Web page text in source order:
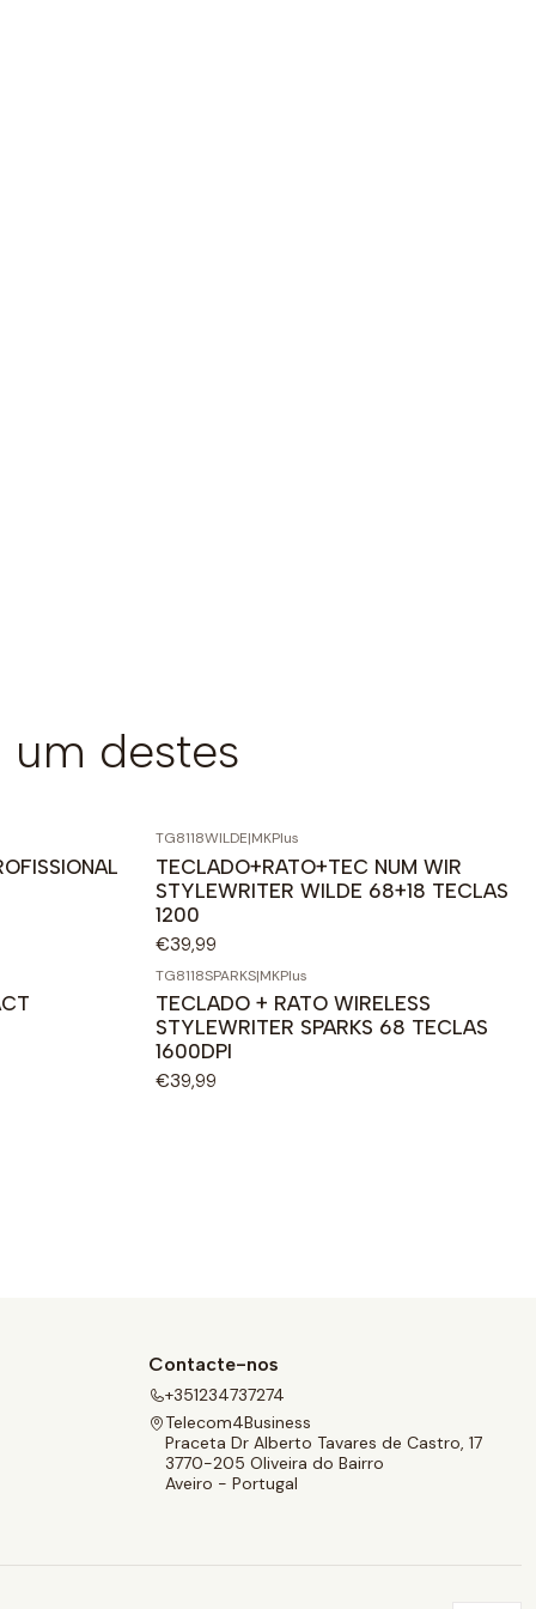
destes
TG8118WILDE|MKPlus
TECLADO+RATO+TEC NUM WIR
STYLEWRITER WILDE 68+18 TECLAS
1200
€39,99
TG8118SPARKS|MKPlus
TECLADO + RATO WIRELESS
STYLEWRITER SPARKS 68 TECLAS
1600DPI
€39,99
Contacte-nos
+351234737274
Telecom4Business
Praceta Dr Alberto Tavares de Castro, 17
3770-205 Oliveira do Bairro
Aveiro - Portugal